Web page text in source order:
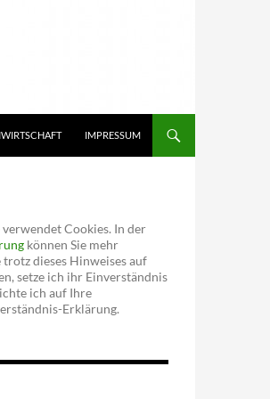
IMPRESSUM
Cookies. In der
können Sie mehr
dieses Hinweises auf
setze ich ihr Einverständnis
ich auf Ihre
Erklärung.